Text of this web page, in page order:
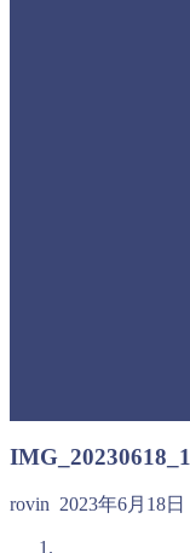
rovin 2023年6月18日